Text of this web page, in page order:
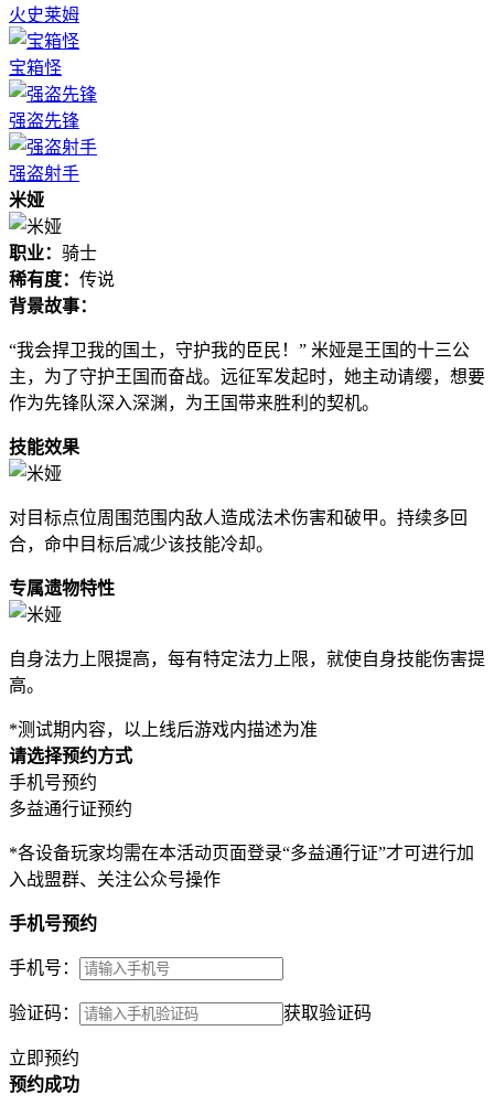
火史莱姆
宝箱怪
强盗先锋
强盗射手
米娅
职业： 骑士
稀有度： 传说
背景故事：
“我会捍卫我的国土，守护我的臣民！” 米娅是王国的十三公
主，为了守护王国而奋战。远征军发起时，她主动请缨，想要
作为先锋队深入深渊，为王国带来胜利的契机。
技能效果
对目标点位周围范围内敌人造成法术伤害和破甲。持续多回
合，命中目标后减少该技能冷却。
专属遗物特性
自身法力上限提高，每有特定法力上限，就使自身技能伤害提
高。
*测试期内容，以上线后游戏内描述为准
请选择预约方式
手机号预约
多益通行证预约
*各设备玩家均需在本活动页面登录“多益通行证”才可进行加
入战盟群、关注公众号操作
手机号预约
手机号：
验证码： 获取验证码
立即预约
预约成功